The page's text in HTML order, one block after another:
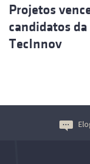
Projetos
candidatos da
TecInnov